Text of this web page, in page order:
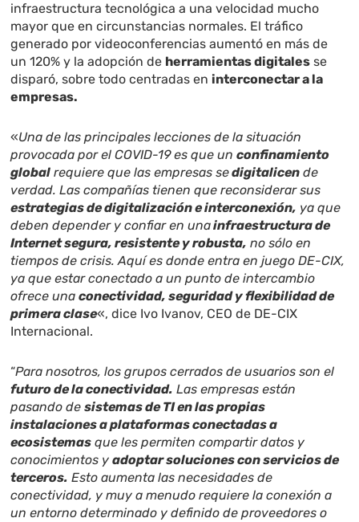
infraestructura tecnológica a una velocidad mucho
mayor que en circunstancias normales. El tráfico
generado por videoconferencias aumentó en más de
un 120% y la adopción de herramientas digitales se
disparó, sobre todo centradas en interconectar a la
empresas.
«Una de las principales lecciones de la situación
provocada por el COVID-19 es que unconfinamiento
global requiere que las empresas sedigitalicen de
verdad. Las compañías tienen que reconsiderar sus
estrategias de digitalización e interconexión, ya que
deben depender y confiar en unainfraestructura de
Internet segura, resistente y robusta, no sólo en
tiempos de crisis. Aquí es donde entra en juego DE-CIX,
ya que estar conectado a un punto de intercambio
ofrece unaconectividad, seguridad y flexibilidad de
primera clase«, dice Ivo Ivanov, CEO de DE-CIX
Internacional.
“Para nosotros, los grupos cerrados de usuarios son el
futuro de la conectividad. Las empresas están
pasando desistemas de TI en las propias
instalaciones a plataformas conectadas a
ecosistemas que les permiten compartir datos y
conocimientos yadoptar soluciones con servicios de
terceros. Esto aumenta las necesidades de
conectividad, y muy a menudo requiere la conexión a
un entorno determinado y definido de proveedores o